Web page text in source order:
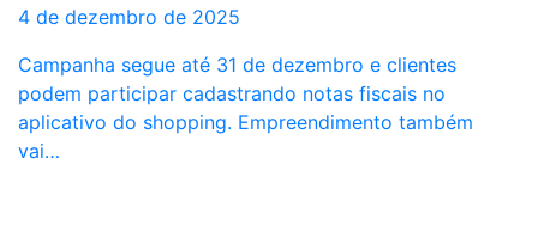
4 de dezembro de 2025
Campanha segue até 31 de dezembro e clientes
podem participar cadastrando notas fiscais no
aplicativo do shopping. Empreendimento também
vai…